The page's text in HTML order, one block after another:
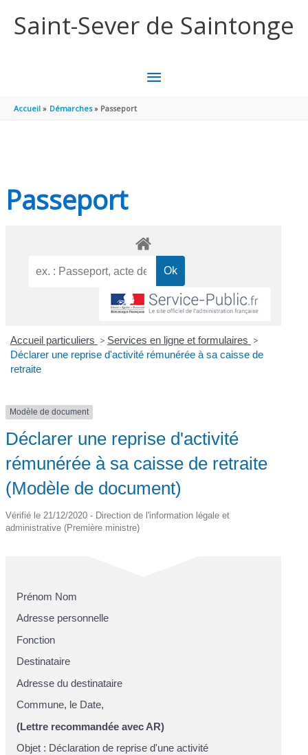
Saint-Sever de Saintonge
MENU
Accueil Démarches Passeport
Passeport
Accueil particuliers > Services en ligne et formulaires >
Déclarer une reprise d'activité rémunérée à sa caisse de
retraite
Modèle de document
Déclarer une reprise d'activité
rémunérée à sa caisse de retraite
(Modèle de document)
Vérifié le 21/12/2020 - Direction de l'information légale et
administrative (Première ministre)
Prénom Nom
Adresse personnelle
Fonction
Destinataire
Adresse du destinataire
Commune, le Date,
(Lettre recommandée avec AR)
Objet : Déclaration de reprise d'une activité